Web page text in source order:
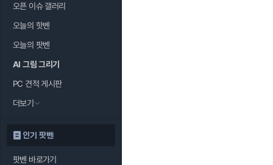
오픈 이슈 갤러리
오늘의 핫벤
오늘의 팟벤
AI 그림 그리기
PC 견적 게시판
더보기
인기 팟벤
팟벤 바로가기